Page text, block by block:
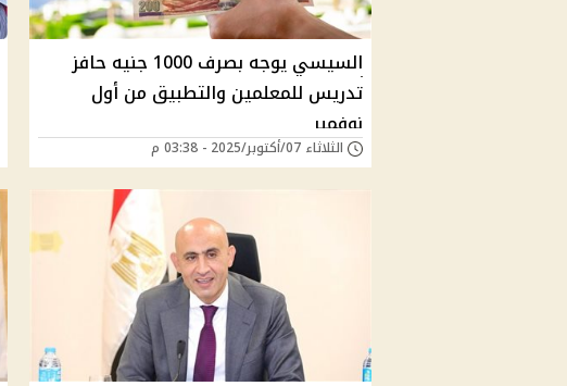
السيسي يوجه بصرف 1000 جنيه حافز
تدريس للمعلمين والتطبيق من أول
نوفمبر
الثلاثاء 07/أكتوبر/2025 - 03:38 م